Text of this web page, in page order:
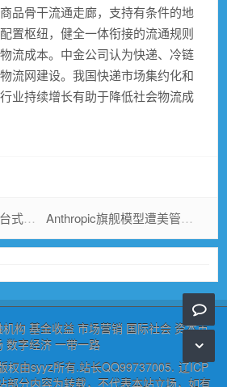
品骨干流通走廊，支持有条件的地
置枢纽，健全一体衔接的流通规则
流成本。 中金公司认为快递、 冷链
流网建设。我国快递市场集约化和
业持续增长有助于降低社会物流成
产业信号 Anthropic旗舰模型遭美管制，智谱股价盘中暴涨47%
构 基金收益 市场营销 国际社会 资本市
数字经济 一带一路
权由syyz所有.站长QQ99737005. 辽ICP
部分内容为转载，不代表本站立场，如有